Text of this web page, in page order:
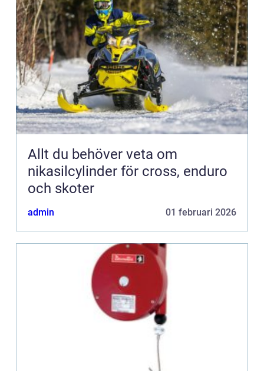
Allt du behöver veta om
nikasilcylinder för cross, enduro
och skoter
admin 01 februari 2026